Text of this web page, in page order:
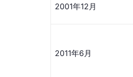
2001年12月
2011年6月